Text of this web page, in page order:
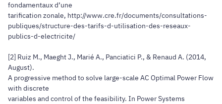
fondamentaux d’une
tarification zonale, http://www.cre.fr/documents/consultations-
publiques/structure-des-tarifs-d-utilisation-des-reseaux-
publics-d-electricite/
[2] Ruiz M., Maeght J., Marié A., Panciatici P., & Renaud A. (2014,
August).
A progressive method to solve large-scale AC Optimal Power Flow
with discrete
variables and control of the feasibility. In Power Systems